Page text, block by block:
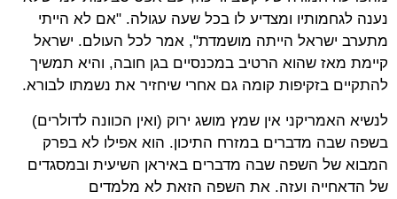
נענה לגחמותיו ומצדיע לו בכל שעה עגולה. "אם לא הייתי
מתערב ישראל הייתה מושמדת", אמר לכל העולם. ישראל
קיימת מאז שהוא הרטיב במכנסיים בגן חובה, והיא תמשיך
להתקיים בזקיפות קומה גם אחרי שיחזיר את נשמתו לבורא.
לנשיא האמריקני אין שמץ מושג ירוק (ואין הכוונה לדולרים)
בשפה שבה מדברים במזרח התיכון. הוא אפילו לא בפרק
המבוא של השפה שבה מדברים באיראן השיעית ובמסגדים
של הדאחייה ועזה. את השפה הזאת לא מלמדים